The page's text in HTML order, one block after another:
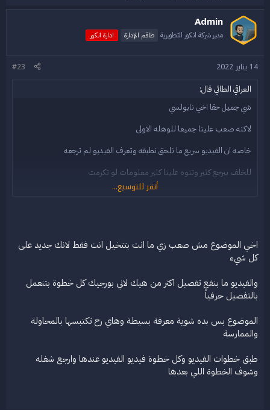
Admin
مدير شركة انكور التطويرية طاقم الإدارة ادارة انكور
14 يناير 2022 #23
العراقي الطائي قال:
شي جميل حقا اخي نابولسي
لاكنه صعب علينا جميعا للوهله الاولى
خاصه ان الفيديو سريع ما نلحق نطبقه وتعرف الفيديو لم ترجعه
للخلف بيرجع كثير وتتوه علينا كثير معلومات لو تكرمت
ويكون الشرح كتابه حتا لو بدون صور او صور للاجزاء المهمه فقط
أنقر للتوسيع...
اخي الموضوع مش صعب زي ما انت بتتخيل انت فقط لانك جديد على
كل شيء
والفيديو ما بنفع تفصيل اكثر من هيك لاني بورجيك كل خطوة بتنعمل
بالتفصيل حرفياً
الموضوع بس بده شوية معرفة بسيطة وهاي رح تكتبسها بالمحاولة
والممارسة
طبق خطوات الفيديو وكل خطوة فيديو الفيديو عندها وارجع شغله
وشوف الخطوة اللي بعدها